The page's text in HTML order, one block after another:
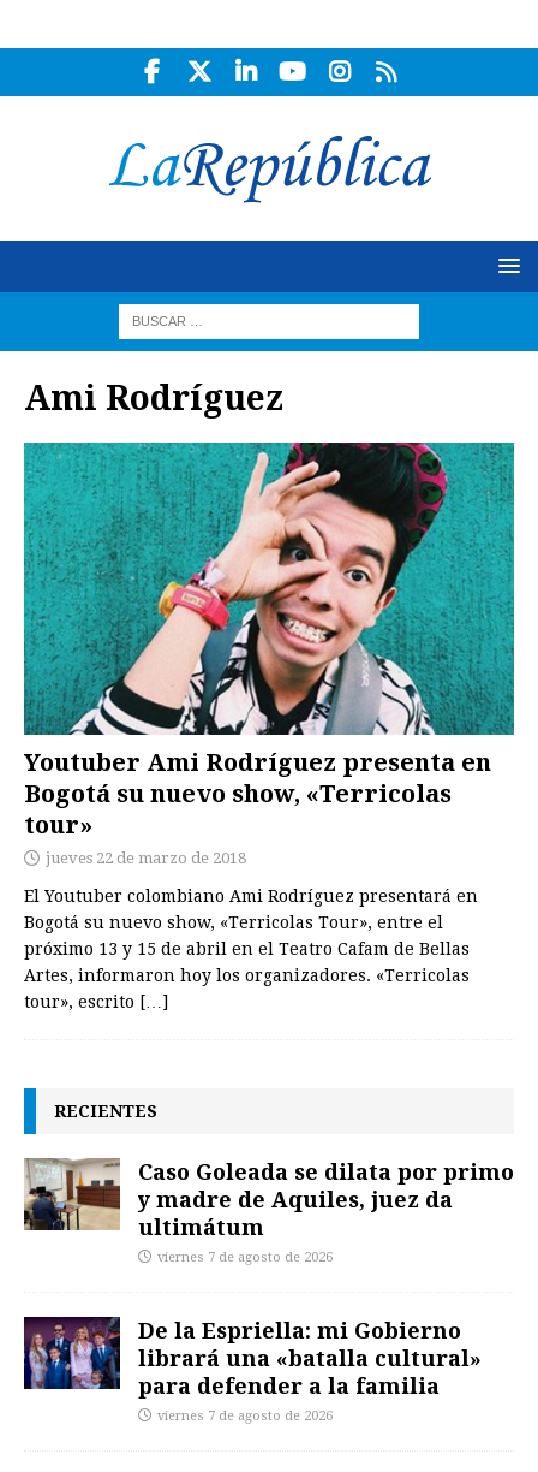
Ami Rodríguez
Youtuber Ami Rodríguez presenta en
Bogotá su nuevo show, «Terricolas
tour»
jueves 22 de marzo de 2018
El Youtuber colombiano Ami Rodríguez presentará en
Bogotá su nuevo show, «Terricolas Tour», entre el
próximo 13 y 15 de abril en el Teatro Cafam de Bellas
Artes, informaron hoy los organizadores. «Terricolas
tour», escrito […]
RECIENTES
Caso Goleada se dilata por primo
y madre de Aquiles, juez da
ultimátum
viernes 7 de agosto de 2026
De la Espriella: mi Gobierno
librará una «batalla cultural»
para defender a la familia
viernes 7 de agosto de 2026